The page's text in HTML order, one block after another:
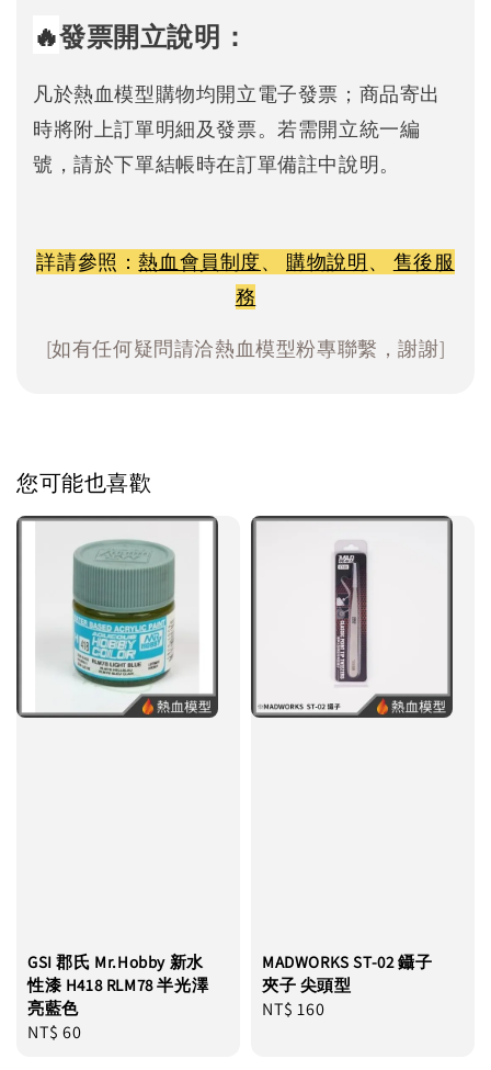
🔥發票開立說明：
凡於熱血模型購物均開立電子發票；商品寄出
時將附上訂單明細及發票。若需開立統一編
號，請於下單結帳時在訂單備註中說明。
詳請參照：熱血會員制度、 購物說明、 售後服
務
[如有任何疑問請洽熱血模型粉專聯繫，謝謝]
您可能也喜歡
GSI 郡氏 Mr.Hobby 新水
性漆 H418 RLM78 半光澤
亮藍色
Regular
NT$ 60
MADWORKS ST-02 鑷子
夾子 尖頭型
Regular
NT$ 160